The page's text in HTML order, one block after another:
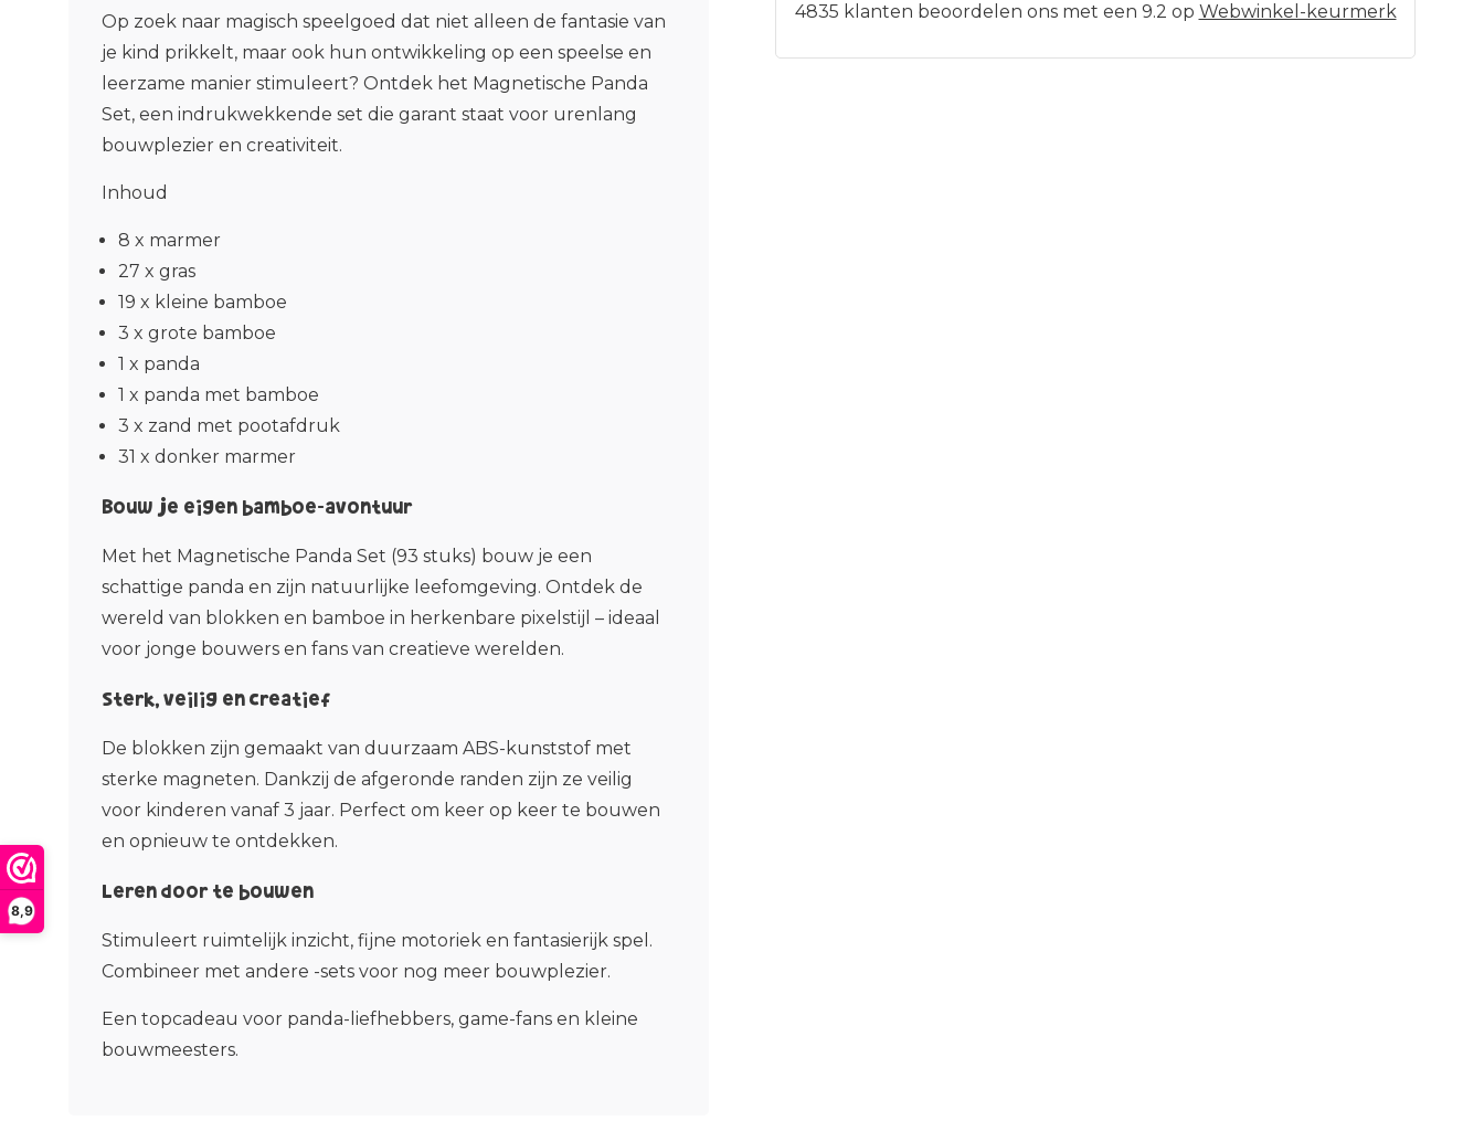
8,9
Op zoek naar magisch speelgoed dat niet alleen de fantasie van
je kind prikkelt, maar ook hun ontwikkeling op een speelse en
leerzame manier stimuleert? Ontdek het Magnetische Panda
Set, een indrukwekkende set die garant staat voor urenlang
bouwplezier en creativiteit.
Inhoud
8 x marmer
27 x gras
19 x kleine bamboe
3 x grote bamboe
1 x panda
1 x panda met bamboe
3 x zand met pootafdruk
31 x donker marmer
Bouw je eigen bamboe-avontuur
Met het Magnetische Panda Set (93 stuks) bouw je een
schattige panda en zijn natuurlijke leefomgeving. Ontdek de
wereld van blokken en bamboe in herkenbare pixelstijl – ideaal
voor jonge bouwers en fans van creatieve werelden.
Sterk, veilig en creatief
De blokken zijn gemaakt van duurzaam ABS-kunststof met
sterke magneten. Dankzij de afgeronde randen zijn ze veilig
voor kinderen vanaf 3 jaar. Perfect om keer op keer te bouwen
en opnieuw te ontdekken.
Leren door te bouwen
Stimuleert ruimtelijk inzicht, fijne motoriek en fantasierijk spel.
Combineer met andere -sets voor nog meer bouwplezier.
Een topcadeau voor panda-liefhebbers, game-fans en kleine
bouwmeesters.
4835 klanten beoordelen ons met een 9.2 op Webwinkel-keurmerk